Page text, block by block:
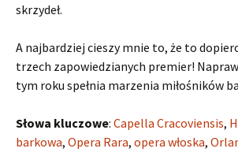
skrzydeł.
A najbardziej cieszy mnie to, że to
trzech zapowiedzianych premier!
tym roku spełnia marzenia miłośników
Słowa kluczowe: Capella Cracoviensis,
barkowa, Opera Rara, opera włoska,